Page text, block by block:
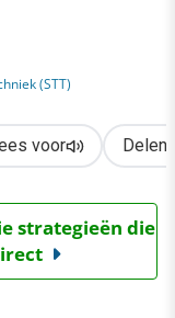
(STT)
voor Delen
strategieën die